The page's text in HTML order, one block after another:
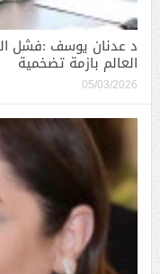
د عدنان يوسف :فشل
العالم بازمة تضخمية
05/03/2026